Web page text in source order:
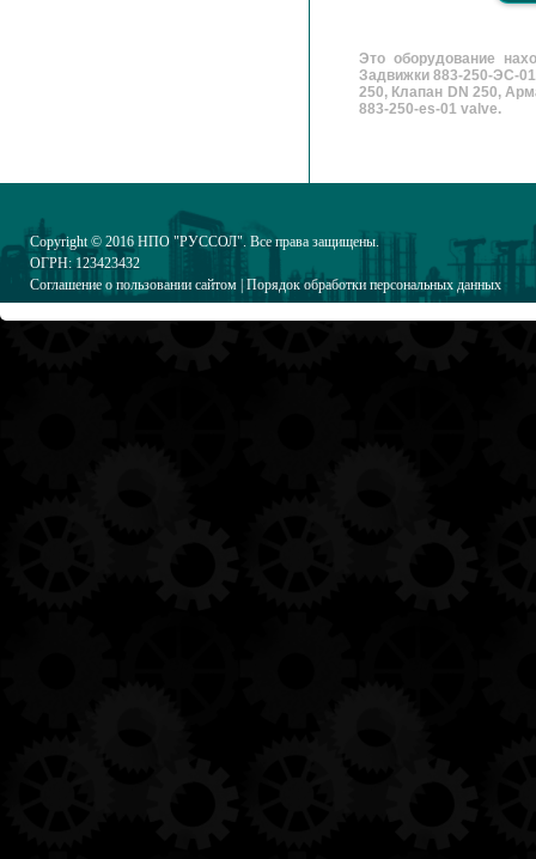
Это оборудование
Задвижки 883-250-ЭС-
250, Клапан DN 250,
883-250-es-01 valve.
Copyright © 2016 НПО "РУССОЛ". Все права защищены.
ОГРН: 123423432
Соглашение о пользовании сайтом Порядок обработки персональных данных